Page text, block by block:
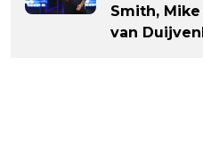
Smith,
van